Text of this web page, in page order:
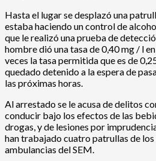
Hasta el lugar se desplazó una
estaba haciendo un control de
que le realizó una prueba de
hombre dió una tasa de 0,40 mg / l
veces la tasa permitida que es de
quedado detenido a la espera de
las próximas horas.
Al arrestado se le acusa de delitos
conducir bajo los efectos de las
drogas, y de lesiones por
han trabajado cuatro patrullas de
ambulancias del SEM.